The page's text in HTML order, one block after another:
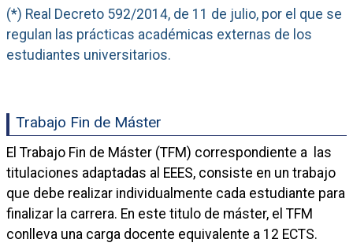
(*) Real Decreto 592/2014, de 11 de julio, por el que se
regulan las prácticas académicas externas de los
estudiantes universitarios.
Trabajo Fin de Máster
El Trabajo Fin de Máster (TFM) correspondiente a las
titulaciones adaptadas al EEES, consiste en un trabajo
que debe realizar individualmente cada estudiante para
finalizar la carrera. En este titulo de máster, el TFM
conlleva una carga docente equivalente a 12 ECTS.